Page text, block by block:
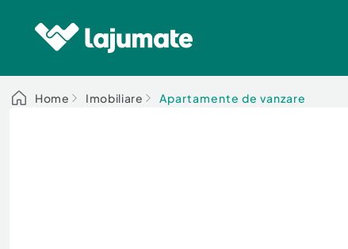
Home Imobiliare Apartamente de vanzare